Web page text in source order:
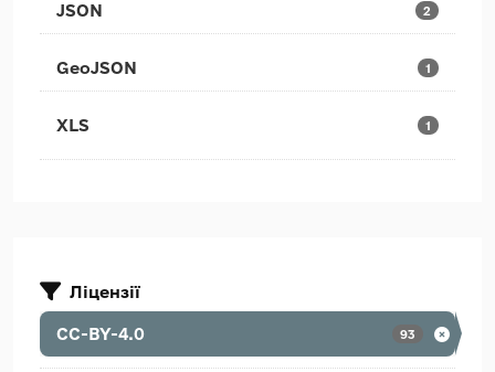
JSON 2
GeoJSON 1
XLS 1
Ліцензії
CC-BY-4.0 93